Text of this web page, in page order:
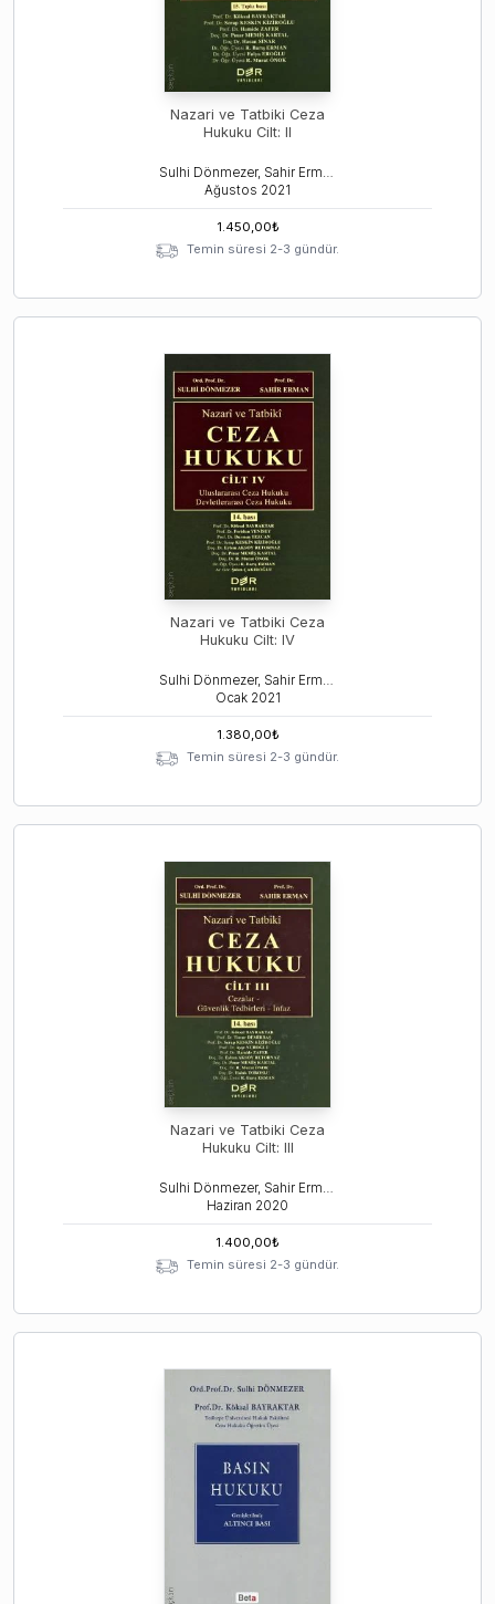
Nazari ve Tatbiki Ceza
Hukuku Cilt: II
Sulhi Dönmezer, Sahir Erman
Ağustos 2021
1.450,00₺
Temin süresi 2-3 gündür.
Nazari ve Tatbiki Ceza
Hukuku Cilt: IV
Sulhi Dönmezer, Sahir Erman
Ocak 2021
1.380,00₺
Temin süresi 2-3 gündür.
Nazari ve Tatbiki Ceza
Hukuku Cilt: III
Sulhi Dönmezer, Sahir Erman
Haziran 2020
1.400,00₺
Temin süresi 2-3 gündür.